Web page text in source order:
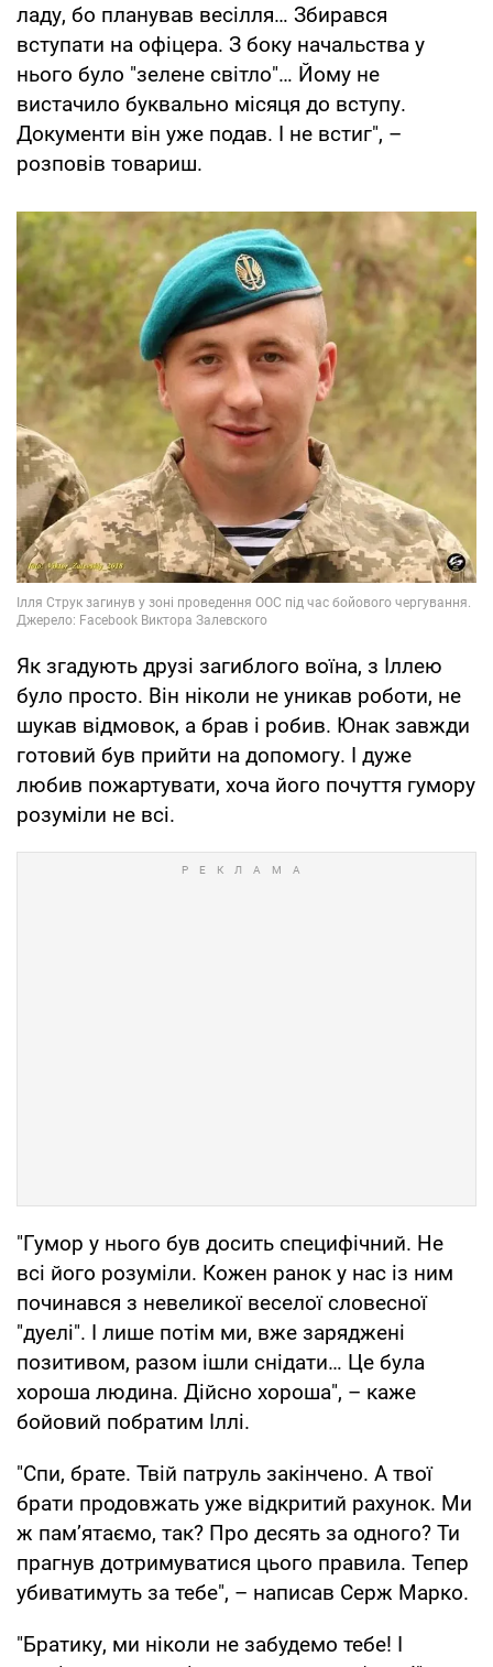
ладу, бо планував весілля… Збирався
вступати на офіцера. З боку начальства у
нього було "зелене світло"… Йому не
вистачило буквально місяця до вступу.
Документи він уже подав. І не встиг", –
розповів товариш.
Як згадують друзі загиблого воїна, з Іллею
було просто. Він ніколи не уникав роботи, не
шукав відмовок, а брав і робив. Юнак завжди
готовий був прийти на допомогу. І дуже
любив пожартувати, хоча його почуття гумору
розуміли не всі.
"Гумор у нього був досить специфічний. Не
всі його розуміли. Кожен ранок у нас із ним
починався з невеликої веселої словесної
"дуелі". І лише потім ми, вже заряджені
позитивом, разом ішли снідати… Це була
хороша людина. Дійсно хороша", – каже
бойовий побратим Іллі.
"Спи, брате. Твій патруль закінчено. А твої
брати продовжать уже відкритий рахунок. Ми
ж пам’ятаємо, так? Про десять за одного? Ти
прагнув дотримуватися цього правила. Тепер
убиватимуть за тебе", – написав Серж Марко.
"Братику, ми ніколи не забудемо тебе! І